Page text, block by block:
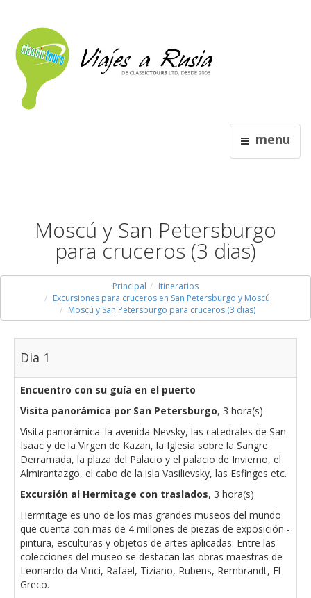
menu
Moscú y San Petersburgo
para cruceros (3 dias)
Principal
Itinerarios
Excursiones para cruceros en San Petersburgo y Moscú
Moscú y San Petersburgo para cruceros (3 dias)
Dia 1
Encuentro con su guía en el puerto
Visita panorámica por San Petersburgo, 3 hora(s)
Visita panorámica: la avenida Nevsky, las catedrales de San
Isaac y de la Virgen de Kazan, la Iglesia sobre la Sangre
Derramada, la plaza del Palacio y el palacio de Invierno, el
Almirantazgo, el cabo de la isla Vasilievsky, las Esfinges etc.
Excursión al Hermitage con traslados, 3 hora(s)
Hermitage es uno de los mas grandes museos del mundo
que cuenta con mas de 4 millones de piezas de exposición -
pintura, esculturas y objetos de artes aplicadas. Entre las
colecciones del museo se destacan las obras maestras de
Leonardo da Vinci, Rafael, Tiziano, Rubens, Rembrandt, El
Greco.